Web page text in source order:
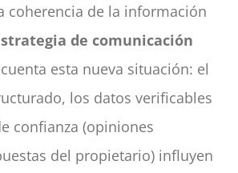
coherencia de la información
de comunicación
esta nueva situación: el
los datos verificables
confianza (opiniones
del propietario) influyen